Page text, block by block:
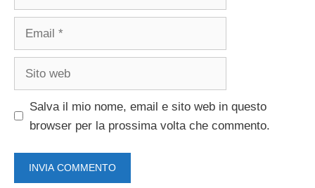
Salva il mio nome, email e sito web in questo
browser per la prossima volta che commento.